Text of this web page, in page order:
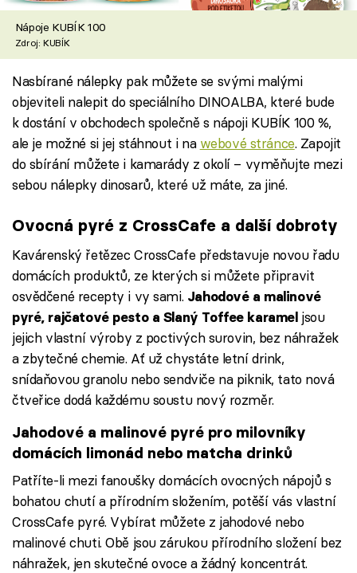
Nápoje KUBÍK 100
Zdroj: KUBÍK
Nasbírané nálepky pak můžete se svými malými
objeviteli nalepit do speciálního DINOALBA, které bude
k dostání v obchodech společně s nápoji KUBÍK 100 %,
ale je možné si jej stáhnout i na webové stránce. Zapojit
do sbírání můžete i kamarády z okolí – vyměňujte mezi
sebou nálepky dinosarů, které už máte, za jiné.
Ovocná pyré z CrossCafe a další dobroty
Kavárenský řetězec CrossCafe představuje novou řadu
domácích produktů, ze kterých si můžete připravit
osvědčené recepty i vy sami. Jahodové a malinové
pyré, rajčatové pesto a Slaný Toffee karameljsou
jejich vlastní výroby z poctivých surovin, bez náhražek
a zbytečné chemie. Ať už chystáte letní drink,
snídaňovou granolu nebo sendviče na piknik, tato nová
čtveřice dodá každému soustu nový rozměr.
Jahodové a malinové pyré pro milovníky
domácích limonád nebo matcha drinků
Patříte-li mezi fanoušky domácích ovocných nápojů s
bohatou chutí a přírodním složením, potěší vás vlastní
CrossCafe pyré. Vybírat můžete z jahodové nebo
malinové chuti. Obě jsou zárukou přírodního složení bez
náhražek, jen skutečné ovoce a žádný koncentrát.